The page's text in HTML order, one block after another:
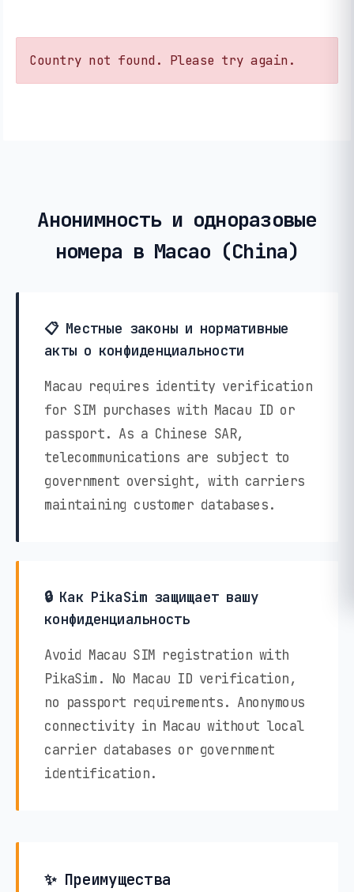
Country not found. Please try again.
Анонимность и одноразовые
номера в Macao (China)
📋 Местные законы и нормативные
акты о конфиденциальности
Macau requires identity verification
for SIM purchases with Macau ID or
passport. As a Chinese SAR,
telecommunications are subject to
government oversight, with carriers
maintaining customer databases.
🔒 Как PikaSim защищает вашу
конфиденциальность
Avoid Macau SIM registration with
PikaSim. No Macau ID verification,
no passport requirements. Anonymous
connectivity in Macau without local
carrier databases or government
identification.
✨ Преимущества